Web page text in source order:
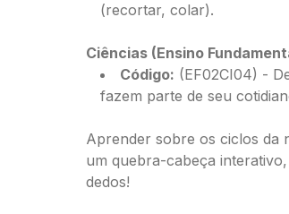
(recortar, colar).
Ciências (Ensino
Código: ⁠(EF02CI04) -
fazem parte de seu
Aprender sobre os ciclos da
um quebra-cabeça
dedos!